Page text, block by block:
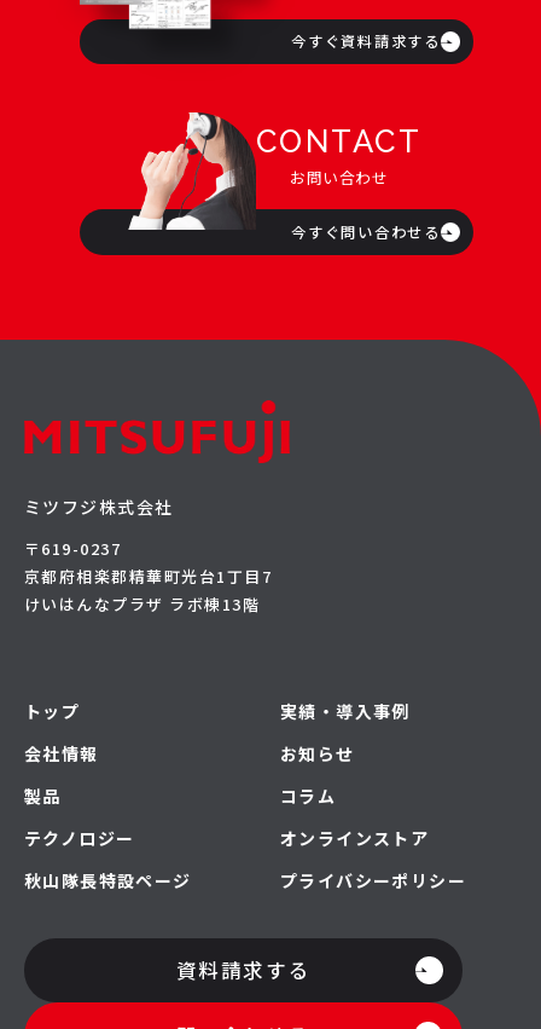
今すぐ資料請求する
CONTACT
お問い合わせ
今すぐ問い合わせる
ミツフジ株式会社
〒619-0237
京都府相楽郡精華町光台1丁目7
けいはんなプラザ ラボ棟13階
トップ
会社情報
製品
テクノロジー
秋山隊長特設ページ
実績・導入事例
お知らせ
コラム
オンラインストア
プライバシーポリシー
資料請求する